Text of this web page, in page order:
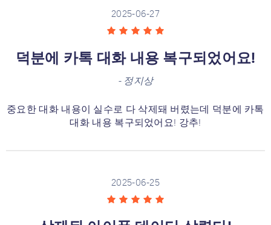
2025-06-27
덕분에 카톡 대화 내용 복구되었어요!
- 정지상
중요한 대화 내용이 실수로 다 삭제돼 버렸는데 덕분에 카톡
대화 내용 복구되었어요! 강추!
2025-06-25